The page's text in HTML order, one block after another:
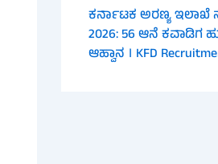
ಕರ್ನಾಟಕ ಅರಣ್ಯ ಇಲಾಖೆ
2026: 56 ಆನೆ ಕವಾಡಿಗ
ಆಹ್ವಾನ । KFD